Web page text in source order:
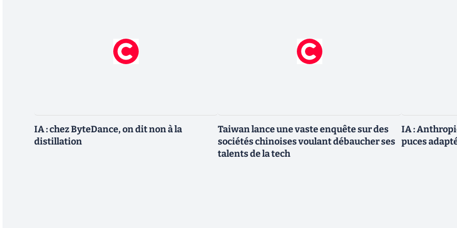
IA : chez ByteDance, on dit non à la
distillation
Taiwan lance une vaste enquête sur des
sociétés chinoises voulant débaucher ses
talents de la tech
IA :
puces